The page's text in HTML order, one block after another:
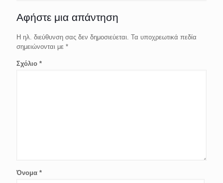
Αφήστε μια απάντηση
Η ηλ. διεύθυνση σας δεν δημοσιεύεται. Τα υποχρεωτικά πεδία
σημειώνονται με *
Σχόλιο *
Όνομα *